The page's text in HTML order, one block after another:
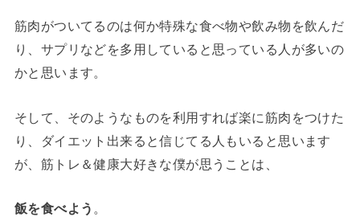
筋肉がついてるのは何か特殊な食べ物や飲み物を飲んだ
り、サプリなどを多用していると思っている人が多いの
かと思います。
そして、そのようなものを利用すれば楽に筋肉をつけた
り、ダイエット出来ると信じてる人もいると思います
が、筋トレ＆健康大好きな僕が思うことは、
飯を食べよう 。